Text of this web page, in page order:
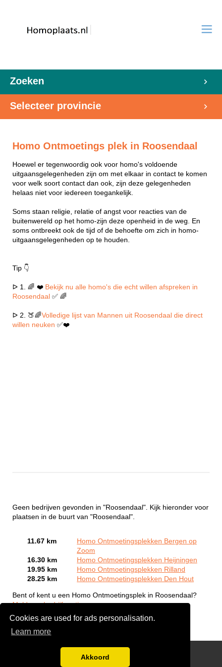
Cookies are used for ads personalisation.
Learn more
Akkoord
Zoeken
Selecteer provincie
Homo Ontmoetings plek in Roosendaal
Hoewel er tegenwoordig ook voor homo's voldoende
uitgaansgelegenheden zijn om met elkaar in contact te komen
voor welk soort contact dan ook, zijn deze gelegenheden
helaas niet voor iedereen toegankelijk.
Soms staan religie, relatie of angst voor reacties van de
buitenwereld op het homo-zijn deze openheid in de weg. En
soms ontbreekt ook de tijd of de behoefte om zich in homo-
uitgaansgelegenheden op te houden.
Tip 👇
ᐅ 1. 🌈 ❤️ Bekijk nu alle homo's die echt willen afspreken in
Roosendaal ✅ 🌈
ᐅ 2. 🍑🌈Volledige lijst van Mannen uit Roosendaal die direct
willen neuken ✅❤️
Geen bedrijven gevonden in "Roosendaal". Kijk hieronder voor
plaatsen in de buurt van "Roosendaal".
11.67 km
Homo Ontmoetingsplekken Bergen op
Zoom
16.30 km
Homo Ontmoetingsplekken Heijningen
19.95 km
Homo Ontmoetingsplekken Rilland
28.25 km
Homo Ontmoetingsplekken Den Hout
Bent of kent u een Homo Ontmoetingsplek in Roosendaal?
Meld een bedrijf gratis aan